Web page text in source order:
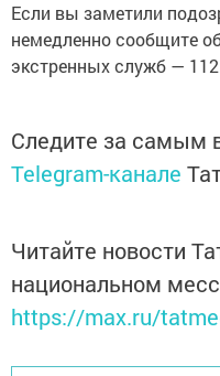
Если вы заметили
немедленно сообщите
экстренных служб —
Следите за самым
Telegram-канале
Читайте новости
национальном
https://max.ru/